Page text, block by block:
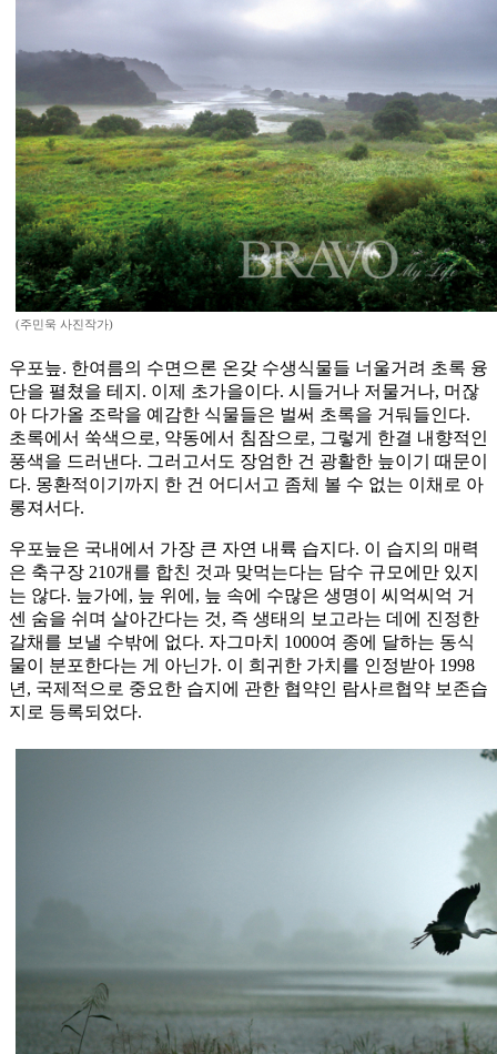
(주민욱 사진작가)
우포늪. 한여름의 수면으론 온갖 수생식물들 너울거려 초록 융
단을 펼쳤을 테지. 이제 초가을이다. 시들거나 저물거나, 머잖
아 다가올 조락을 예감한 식물들은 벌써 초록을 거둬들인다.
초록에서 쑥색으로, 약동에서 침잠으로, 그렇게 한결 내향적인
풍색을 드러낸다. 그러고서도 장엄한 건 광활한 늪이기 때문이
다. 몽환적이기까지 한 건 어디서고 좀체 볼 수 없는 이채로 아
롱져서다.
우포늪은 국내에서 가장 큰 자연 내륙 습지다. 이 습지의 매력
은 축구장 210개를 합친 것과 맞먹는다는 담수 규모에만 있지
는 않다. 늪가에, 늪 위에, 늪 속에 수많은 생명이 씨억씨억 거
센 숨을 쉬며 살아간다는 것, 즉 생태의 보고라는 데에 진정한
갈채를 보낼 수밖에 없다. 자그마치 1000여 종에 달하는 동식
물이 분포한다는 게 아닌가. 이 희귀한 가치를 인정받아 1998
년, 국제적으로 중요한 습지에 관한 협약인 람사르협약 보존습
지로 등록되었다.